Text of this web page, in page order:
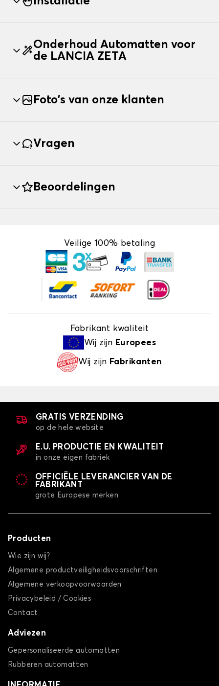
Onderhoud Automatten voor
de LANCIA ZETA
Foto's van onze klanten
Vragen
Beoordelingen
Veilige 100% betaling
Fabrikant kwaliteit
Wij zijn Europees
Wij zijn Fabrikanten
GRATIS VERZENDING
op de hele website
E.U. PRODUCTIE EN KWALITEIT
in onze eigen fabriek
OFFICIËLE LEVERANCIER VAN DE
FABRIKANT
grote Europese merken
Producten
Wie zijn wij?
Algemene productveiligheidsvoorschriften
Algemene verkoopvoorwaarden
Privacybeleid / Cookies
Contact
Adviezen
Gepersonaliseerde automatten
Rubberen automatten